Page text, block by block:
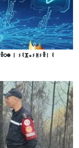
ⵏ ⵢⵉⴼⴰⵢⵍⵢⴻⵏ ⵉ